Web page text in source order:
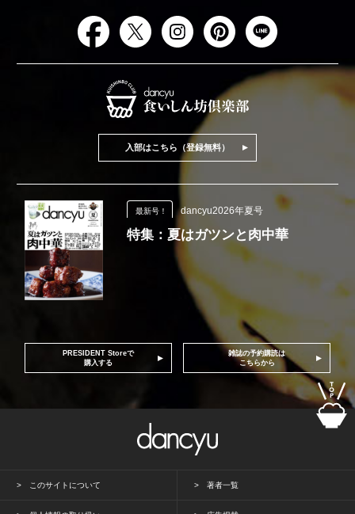
入部はこちら（登録無料）
最新号！ dancyu2026年夏号
特集：夏はガツンと肉中華
PRESIDENT Storeで
購入する
雑誌の予約購読は
こちらから
このサイトについて 著者一覧